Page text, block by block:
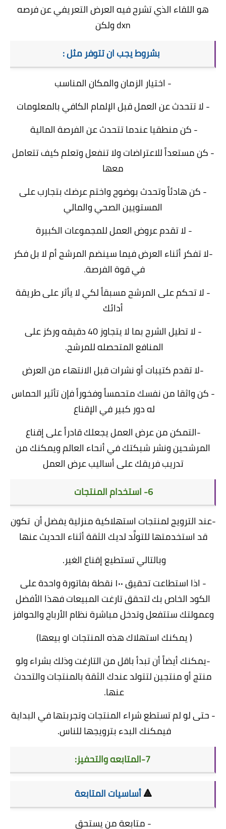
هو اللقاء الذي تشرح فيه العرض التعريفي عن فرصه
dxn ولكن
بشروط يجب ان تتوفر مثل :
- اختيار الزمان والمكان المناسب
- لا تتحدث عن العمل قبل الإلمام الكافي بالمعلومات
- كن منطقيا عندما تتحدث عن الفرصة المالية
-كن مستعداً للاعتراضات ولا تنفعل وتعلم كيف تتعامل
معها
- كن هادئاً وتحدث بوضوح واختم عرضك بتجارب على
المستويين الصحي والمالي
- لا تقدم عروض العمل للمجموعات الكبيرة
-لا تفكر أثناء العرض فيما سينضم المرشح أم لا بل فكر
في قوة الفرصة.
- لا تحكم على المرشح مسبقاً لكي لا يأثر على طريقة
أدائك
- لا تطيل الشرح بما لا يتجاوز 40 دقيقه وركز على
المنافع المتحصله للمرشح.
-لا تقدم كتيبات أو نشرات قبل الانتهاء من العرض
- كن واثقا من نفسك متحمساً وفخوراً فإن تأثير الحماس
له دور كبير في الإقناع
-التمكن من عرض العمل يجعلك قادراً على إقناع
المرشحين ونشر شبكتك في أنحاء العالم ويمكنك من
تدريب فريقك على أساليب عرض العمل
6- استخدام المنتجات
-عند الترويج لمنتجات استهلاكية منزلية يفضل أن تكون
قد استخدمتها للتولَّد لديك الثقة أثناء الحديث عنها
وبالتالي تستطيع إقناع الغير.
- اذا استطاعت تحقيق ١٠٠ نقطة بفاتورة واحدة على
الكود الخاص بك لتحقق تارغت المبيعات فهذا الأفضل
وعمولتك ستتفعل وتدخل مباشرة نظام الأرباح والحوافز
( يمكنك استهلاك هذه المنتجات او بيعها)
-يمكنك أيضاً أن تبدأ باقل من التارغت وذلك بشراء ولو
منتج أو منتجين لتتولد عندك الثقة بالمنتجات والتحدث
عنها.
- حتى لو لم تستطع شراء المنتجات وتجربتها في البداية
فيمكنك البدء بترويجها للناس.
7-المتابعه والتحفيز:
🔺أساسيات المتابعة
- متابعة من يستحق